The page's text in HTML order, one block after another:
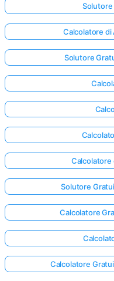
qui!
Solutore
Calcolatore
Solutore
Calcolatore
Solutore
Calcolatore
Calcolatore